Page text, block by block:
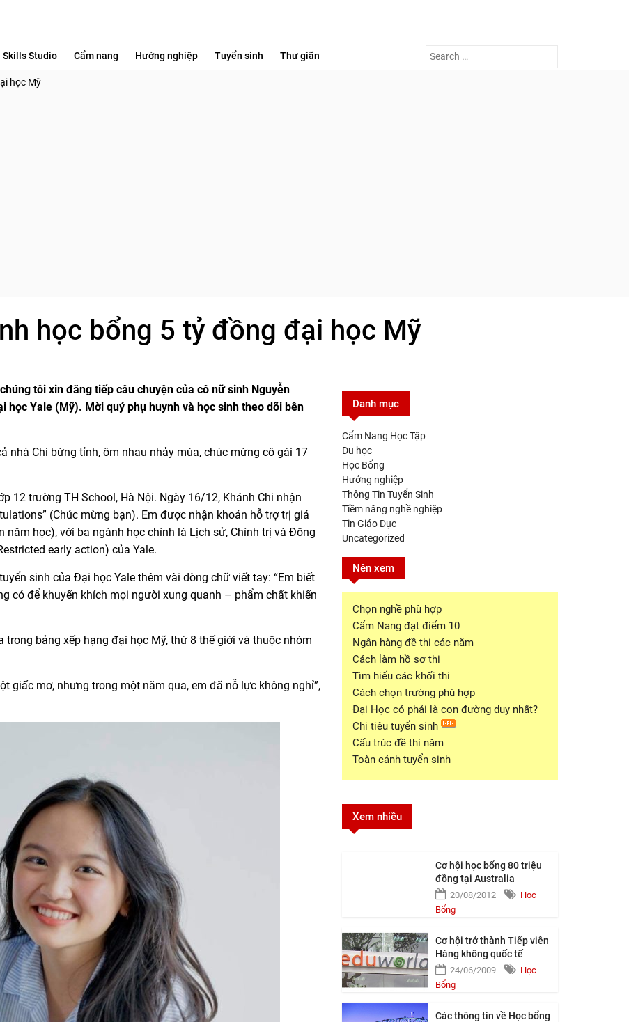
Search
Skills Studio Cẩm nang Hướng nghiệp Tuyển sinh Thư giãn
học Mỹ
học bổng 5 tỷ đồng đại học Mỹ
tôi xin đăng tiếp câu chuyện của cô nữ sinh Nguyễn
học Yale (Mỹ). Mời quý phụ huynh và học sinh theo dõi bên
nhà Chi bừng tỉnh, ôm nhau nhảy múa, chúc mừng cô gái 17
12 trường TH School, Hà Nội. Ngày 16/12, Khánh Chi nhận
(Chúc mừng bạn). Em được nhận khoản hỗ trợ trị giá
năm học), với ba ngành học chính là Lịch sử, Chính trị và Đông
early action) của Yale.
sinh của Đại học Yale thêm vài dòng chữ viết tay: “Em biết
có để khuyến khích mọi người xung quanh – phẩm chất khiến
trong bảng xếp hạng đại học Mỹ, thứ 8 thế giới và thuộc nhóm
giấc mơ, nhưng trong một năm qua, em đã nỗ lực không nghỉ”,
Danh mục
Cẩm Nang Học Tập
Du học
Học Bổng
Hướng nghiệp
Thông Tin Tuyển Sinh
Tiềm năng nghề nghiệp
Tin Giáo Dục
Uncategorized
Nên xem
Chọn nghề phù hợp
Cẩm Nang đạt điểm 10
Ngân hàng đề thi các năm
Cách làm hồ sơ thi
Tìm hiểu các khối thi
Cách chọn trường phù hợp
Đại Học có phải là con đường duy nhất?
Chi tiêu tuyển sinh
Cấu trúc đề thi năm
Toàn cảnh tuyển sinh
Xem nhiều
Cơ hội học bổng 80 triệu
đồng tại Australia
20/08/2012
Học
Bổng
Cơ hội trở thành Tiếp viên
Hàng không quốc tế
24/06/2009
Học
Bổng
Các thông tin về Học bổng